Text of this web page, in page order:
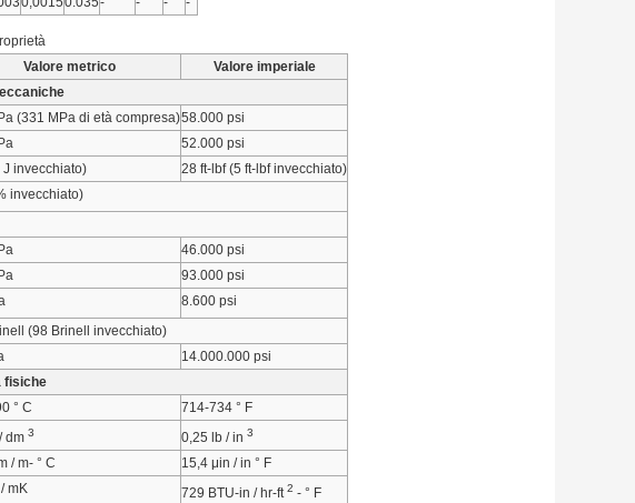
Valore metrico
Valore imperiale
(331 MPa di età compresa)58.000 psi
52.000 psi
J invecchiato)
28 ft-lbf (5 ft-lbf invecchiato)
invecchiato)
46.000 psi
93.000 psi
8.600 psi
(98 Brinell invecchiato)
14.000.000 psi
fisiche
° C
714-734 ° F
dm 3 0,25 lb / in 3
/ m- ° C
15,4 μin / in ° F
mK 729 BTU-in / hr-ft2 - ° F